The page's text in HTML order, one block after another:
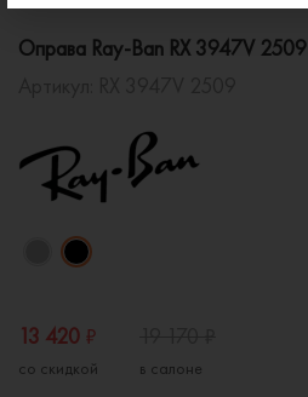
Оправа Ray-Ban RX 3947V 2509
13 420 ₽
со скидкой в салоне